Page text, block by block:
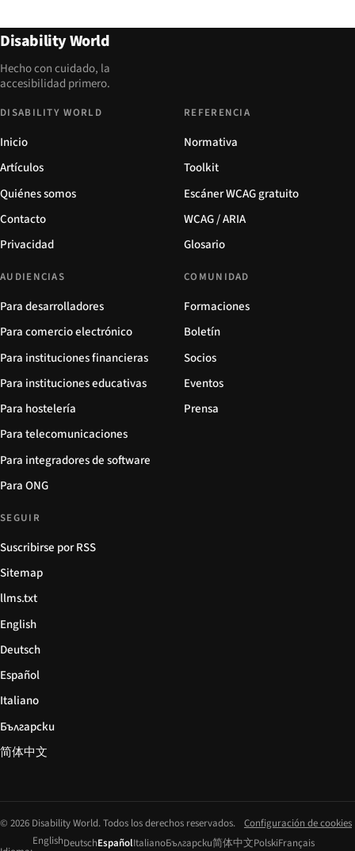
Disability World
Hecho con cuidado, la
accesibilidad primero.
DISABILITY WORLD
Inicio
Artículos
Quiénes somos
Contacto
Privacidad
REFERENCIA
Normativa
Toolkit
Escáner WCAG gratuito
WCAG / ARIA
Glosario
AUDIENCIAS
Para desarrolladores
Para comercio electrónico
Para instituciones financieras
Para instituciones educativas
Para hostelería
Para telecomunicaciones
Para integradores de software
Para ONG
COMUNIDAD
Formaciones
Boletín
Socios
Eventos
Prensa
SEGUIR
Suscribirse por RSS
Sitemap
llms.txt
English
Deutsch
Español
Italiano
Български
简体中文
© 2026 Disability World. Todos los derechos reservados. Configuración de cookies
EnglishDeutschEspañolItalianoБългарски简体中文PolskiFrançais